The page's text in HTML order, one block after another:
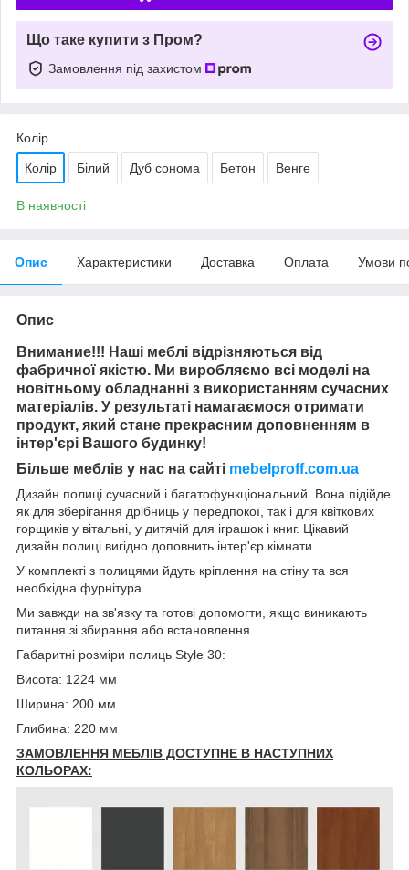
Що таке купити з Пром?
Замовлення під захистом
Колір
Колір Білий Дуб сонома Бетон Венге
В наявності
Опис Характеристики Доставка Оплата Умови
Опис
Внимание!!! Наші меблі відрізняються від
фабричної якістю. Ми виробляємо всі моделі на
новітньому обладнанні з використанням сучасних
матеріалів. У результаті намагаємося отримати
продукт, який стане прекрасним доповненням в
інтер'єрі Вашого будинку!
Більше меблів у нас на сайті mebelproff.com.ua
Дизайн полиці сучасний і багатофункціональний. Вона підійде
як для зберігання дрібниць у передпокої, так і для квіткових
горщиків у вітальні, у дитячій для іграшок і книг. Цікавий
дизайн полиці вигідно доповнить інтер'єр кімнати.
У комплекті з полицями йдуть кріплення на стіну та вся
необхідна фурнітура.
Ми завжди на зв'язку та готові допомогти, якщо виникають
питання зі збирання або встановлення.
Габаритні розміри полиць Style 30:
Висота: 1224 мм
Ширина: 200 мм
Глибина: 220 мм
ЗАМОВЛЕННЯ МЕБЛІВ ДОСТУПНЕ В НАСТУПНИХ
КОЛЬОРАХ: